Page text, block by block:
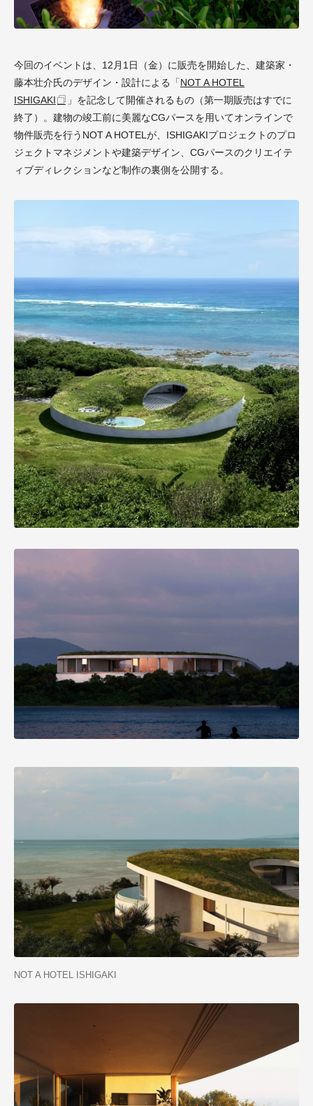
今回のイベントは、12月1日（金）に販売を開始した、建築家・
藤本壮介氏のデザイン・設計による「NOT A HOTEL
ISHIGAKI
」を記念して開催されるもの（第一期販売はすでに
終了）。建物の竣工前に美麗なCGパースを用いてオンラインで
物件販売を行うNOT A HOTELが、ISHIGAKIプロジェクトのプロ
ジェクトマネジメントや建築デザイン、CGパースのクリエイテ
ィブディレクションなど制作の裏側を公開する。
NOT A HOTEL ISHIGAKI